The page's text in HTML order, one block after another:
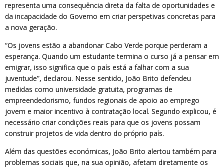
representa uma consequência direta da falta de oportunidades e
da incapacidade do Governo em criar perspetivas concretas para
a nova geração.
“Os jovens estão a abandonar Cabo Verde porque perderam a
esperança. Quando um estudante termina o curso já a pensar em
emigrar, isso significa que o país está a falhar com a sua
juventude”, declarou. Nesse sentido, João Brito defendeu
medidas como universidade gratuita, programas de
empreendedorismo, fundos regionais de apoio ao emprego
jovem e maior incentivo à contratação local. Segundo explicou, é
necessário criar condições reais para que os jovens possam
construir projetos de vida dentro do próprio país.
Além das questões económicas, João Brito alertou também para
problemas sociais que, na sua opinião, afetam diretamente os